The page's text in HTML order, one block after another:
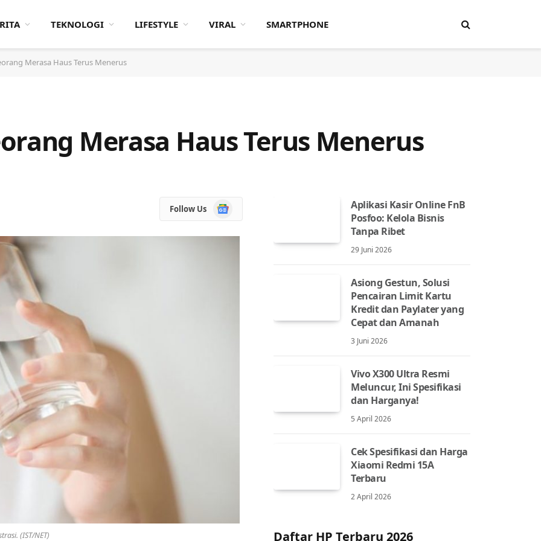
TEKNOLOGI LIFESTYLE VIRAL SMARTPHONE
Merasa Haus Terus Menerus
Merasa Haus Terus Menerus
Follow Us
Google
News
(IST/NET)
Aplikasi Kasir Online FnB
Posfoo: Kelola Bisnis
Tanpa Ribet
29 Juni 2026
Asiong Gestun, Solusi
Pencairan Limit Kartu
Kredit dan Paylater yang
Cepat dan Amanah
3 Juni 2026
Vivo X300 Ultra Resmi
Meluncur, Ini Spesifikasi
dan Harganya!
5 April 2026
Cek Spesifikasi dan Harga
Xiaomi Redmi 15A
Terbaru
2 April 2026
Daftar HP Terbaru 2026